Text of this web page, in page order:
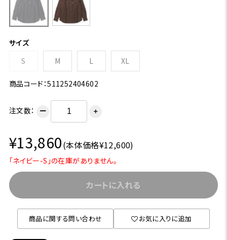
サイズ
S
M L XL
商品コード：511252404602
注文数： ー ＋
¥13,860(本体価格¥12,600)
「ネイビー-S」の在庫がありません。
カートに入れる
商品に関する問い合わせ お気に入りに追加